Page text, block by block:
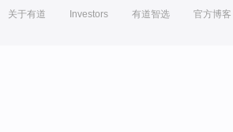
关于有道 Investors 有道智选 官方博客